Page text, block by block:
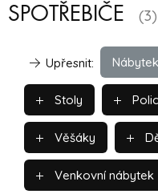
SPOTŘEBIČE (3)
Nábytek
Upřesnit:
Stoly
Věšáky
Venkovní nábytek